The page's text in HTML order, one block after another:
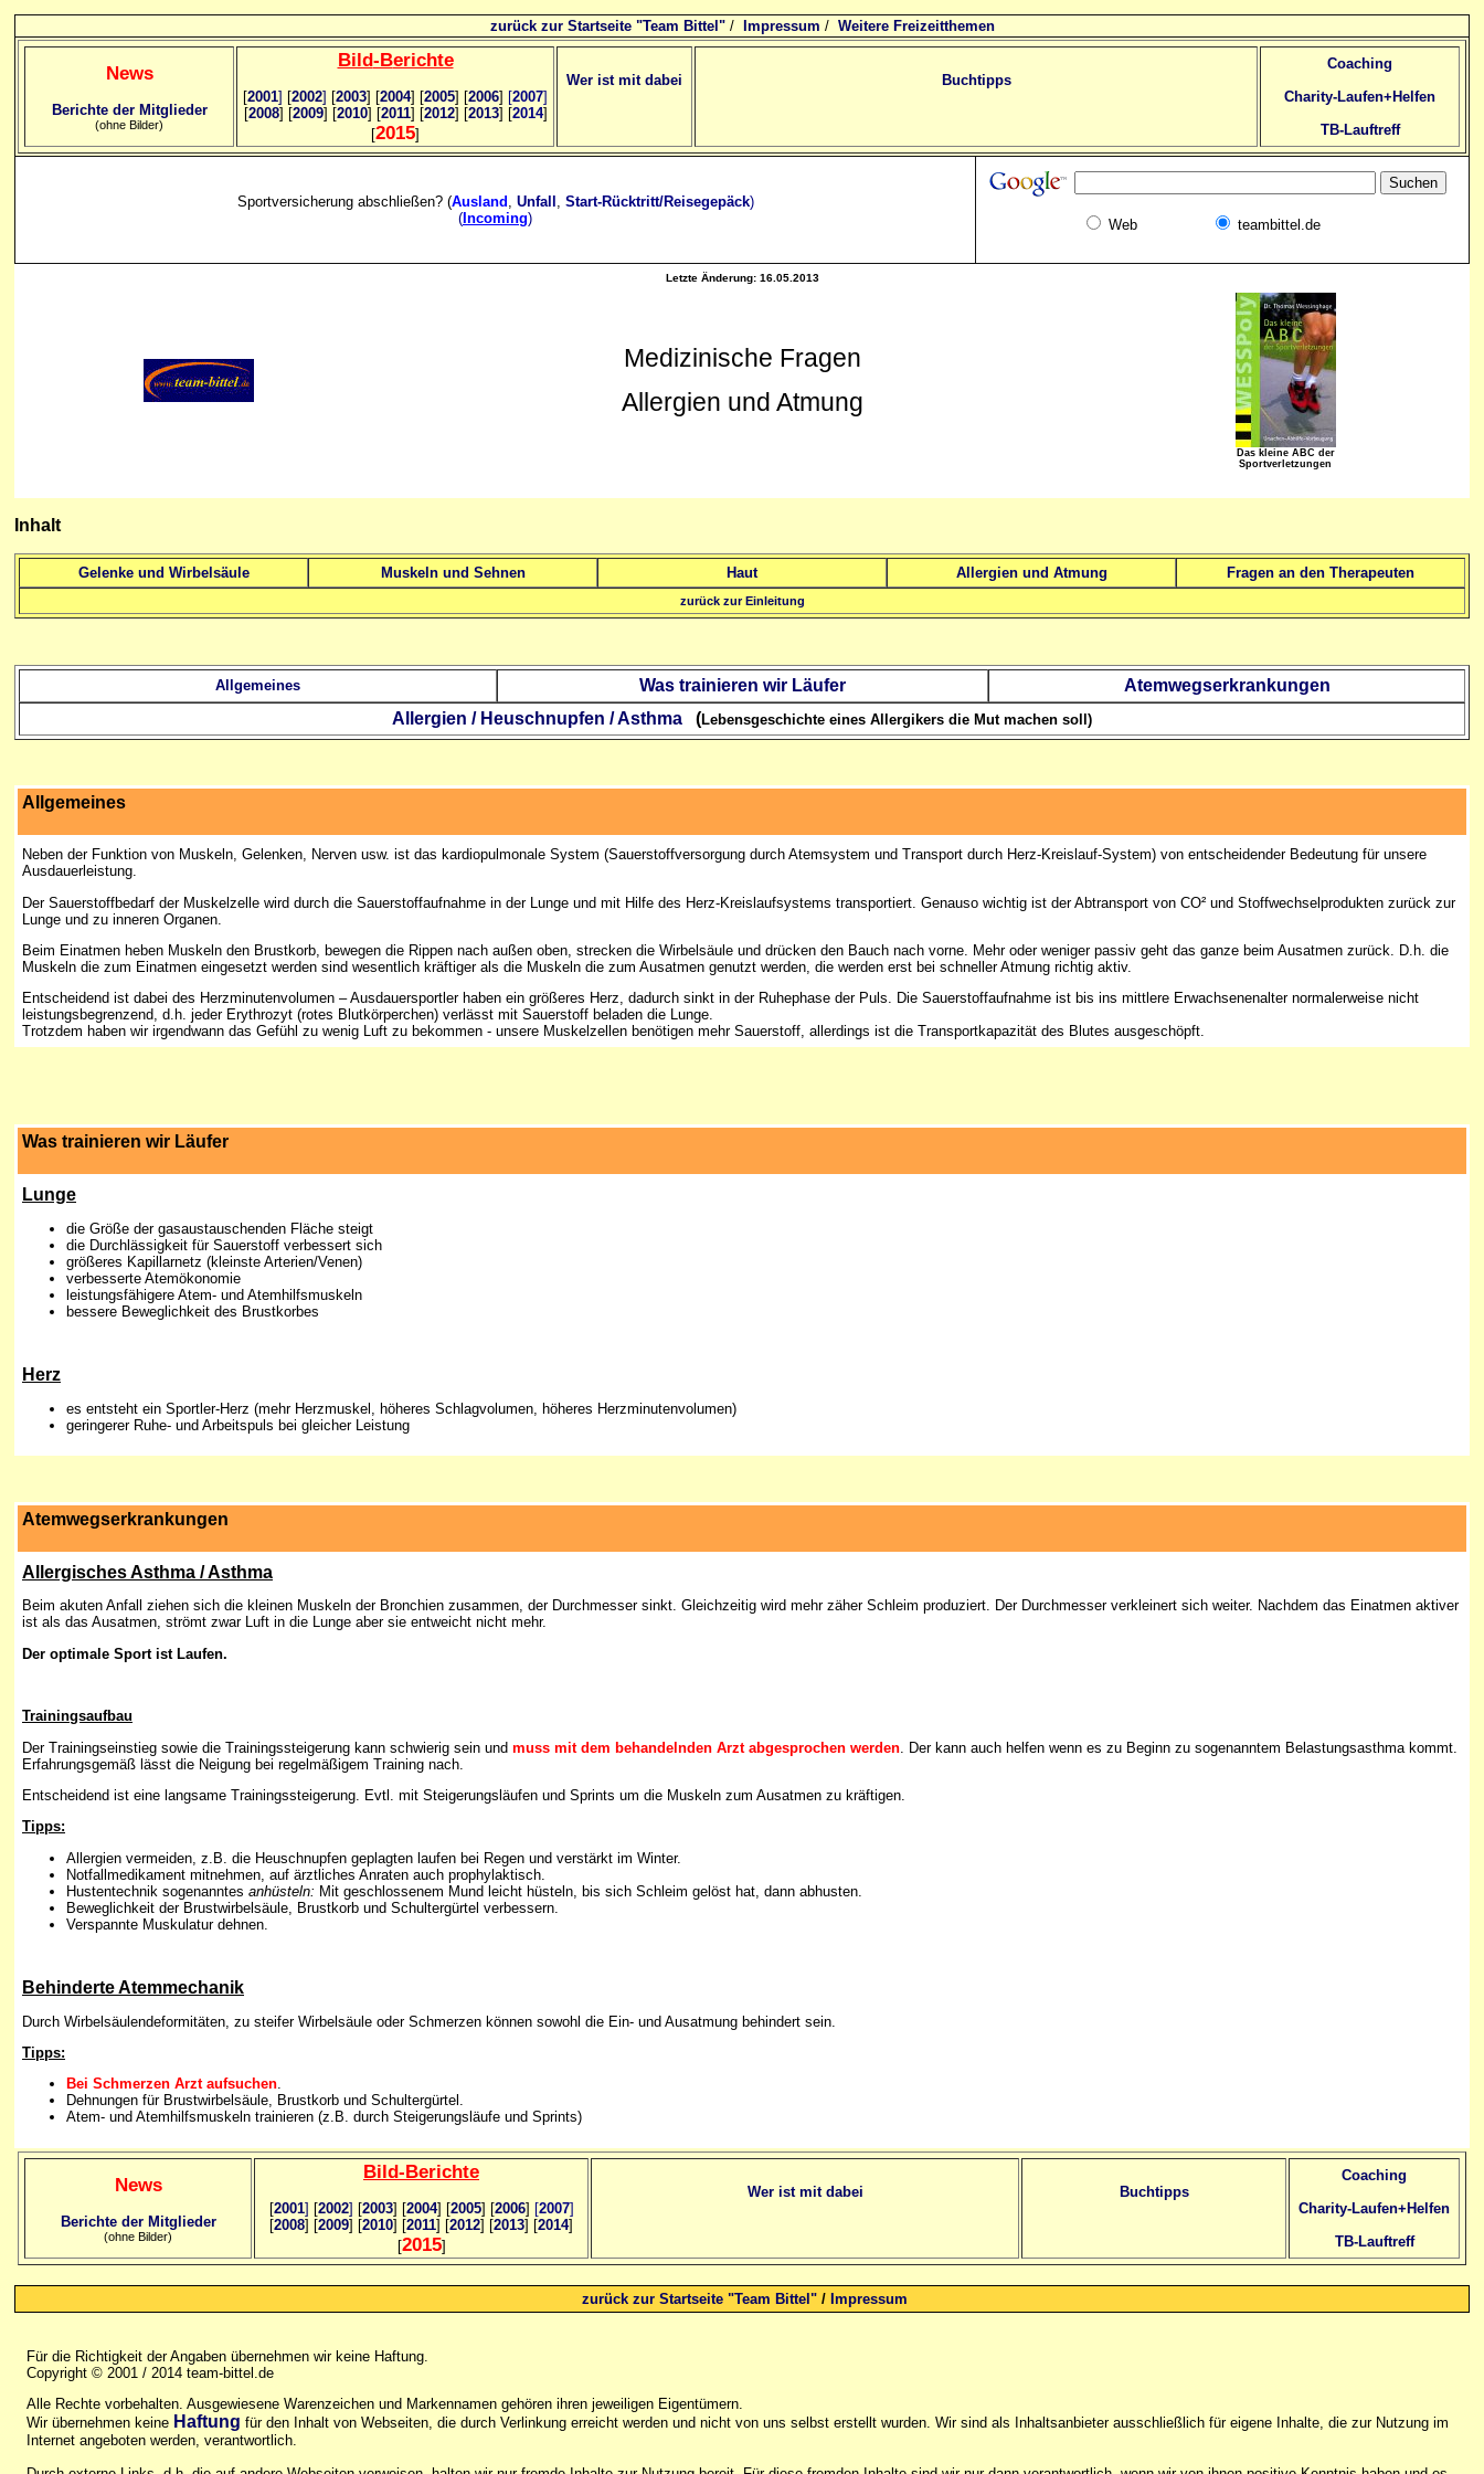
zurück zur Startseite "Team Bittel"/ Impressum / Weitere Freizeitthemen
News
Berichte der Mitglieder
(ohne Bilder)
Bild-Berichte
[2001] [2002] [2003] [2004] [2005] [2006] [2007]
[2008] [2009] [2010] [2011] [2012] [2013] [2014]
[2015]
Wer ist mit dabei Buchtipps
Coaching
Charity-Laufen+Helfen
TB-Lauftreff
Sportversicherung abschließen? (Ausland , Unfall , Start-Rücktritt/Reisegepäck)
( Incoming) Web teambittel.de
Letzte Änderung: 16.05.2013
Medizinische Fragen
Allergien und Atmung
Das kleine ABC der
Sportverletzungen
Inhalt
Gelenke und Wirbelsäule Muskeln und Sehnen Haut Allergien und Atmung Fragen an den Therapeuten
zurück zur Einleitung
Allgemeines Was trainieren wir Läufer
Atemwegserkrankungen
Allergien / Heuschnupfen / Asthma (Lebensgeschichte eines Allergikers die Mut machen soll)
Allgemeines
Neben der Funktion von Muskeln, Gelenken, Nerven usw. ist das kardiopulmonale System (Sauerstoffversorgung durch Atemsystem und Transport durch Herz-Kreislauf-System) von entscheidender Bedeutung für unsere
Ausdauerleistung.
Der Sauerstoffbedarf der Muskelzelle wird durch die Sauerstoffaufnahme in der Lunge und mit Hilfe des Herz-Kreislaufsystems transportiert. Genauso wichtig ist der Abtransport von CO² und Stoffwechselprodukten zurück zur
Lunge und zu inneren Organen.
Beim Einatmen heben Muskeln den Brustkorb, bewegen die Rippen nach außen oben, strecken die Wirbelsäule und drücken den Bauch nach vorne. Mehr oder weniger passiv geht das ganze beim Ausatmen zurück. D.h. die
Muskeln die zum Einatmen eingesetzt werden sind wesentlich kräftiger als die Muskeln die zum Ausatmen genutzt werden, die werden erst bei schneller Atmung richtig aktiv.
Entscheidend ist dabei des Herzminutenvolumen – Ausdauersportler haben ein größeres Herz, dadurch sinkt in der Ruhephase der Puls. Die Sauerstoffaufnahme ist bis ins mittlere Erwachsenenalter normalerweise nicht
leistungsbegrenzend, d.h. jeder Erythrozyt (rotes Blutkörperchen) verlässt mit Sauerstoff beladen die Lunge.
Trotzdem haben wir irgendwann das Gefühl zu wenig Luft zu bekommen - unsere Muskelzellen benötigen mehr Sauerstoff, allerdings ist die Transportkapazität des Blutes ausgeschöpft.
Was trainieren wir Läufer
Lunge
die Größe der gasaustauschenden Fläche steigt
die Durchlässigkeit für Sauerstoff verbessert sich
größeres Kapillarnetz (kleinste Arterien/Venen)
verbesserte Atemökonomie
leistungsfähigere Atem- und Atemhilfsmuskeln
bessere Beweglichkeit des Brustkorbes
Herz
es entsteht ein Sportler-Herz (mehr Herzmuskel, höheres Schlagvolumen, höheres Herzminutenvolumen)
geringerer Ruhe- und Arbeitspuls bei gleicher Leistung
Atemwegserkrankungen
Allergisches Asthma / Asthma
Beim akuten Anfall ziehen sich die kleinen Muskeln der Bronchien zusammen, der Durchmesser sinkt. Gleichzeitig wird mehr zäher Schleim produziert. Der Durchmesser verkleinert sich weiter. Nachdem das Einatmen aktiver
ist als das Ausatmen, strömt zwar Luft in die Lunge aber sie entweicht nicht mehr.
Der optimale Sport ist Laufen.
Trainingsaufbau
Der Trainingseinstieg sowie die Trainingssteigerung kann schwierig sein und muss mit dem behandelnden Arzt abgesprochen werden . Der kann auch helfen wenn es zu Beginn zu sogenanntem Belastungsasthma kommt.
Erfahrungsgemäß lässt die Neigung bei regelmäßigem Training nach.
Entscheidend ist eine langsame Trainingssteigerung. Evtl. mit Steigerungsläufen und Sprints um die Muskeln zum Ausatmen zu kräftigen.
Tipps:
Allergien vermeiden, z.B. die Heuschnupfen geplagten laufen bei Regen und verstärkt im Winter.
Notfallmedikament mitnehmen, auf ärztliches Anraten auch prophylaktisch.
Hustentechnik sogenanntes anhüsteln: Mit geschlossenem Mund leicht hüsteln, bis sich Schleim gelöst hat, dann abhusten.
Beweglichkeit der Brustwirbelsäule, Brustkorb und Schultergürtel verbessern.
Verspannte Muskulatur dehnen.
Behinderte Atemmechanik
Durch Wirbelsäulendeformitäten, zu steifer Wirbelsäule oder Schmerzen können sowohl die Ein- und Ausatmung behindert sein.
Tipps:
Bei Schmerzen Arzt aufsuchen.
Dehnungen für Brustwirbelsäule, Brustkorb und Schultergürtel.
Atem- und Atemhilfsmuskeln trainieren (z.B. durch Steigerungsläufe und Sprints)
News
Berichte der Mitglieder
(ohne Bilder)
Bild-Berichte
[2001] [2002] [2003] [2004] [2005] [2006] [2007]
[2008] [2009] [2010] [2011] [2012] [2013] [2014]
[2015]
Wer ist mit dabei Buchtipps
Coaching
Charity-Laufen+Helfen
TB-Lauftreff
zurück zur Startseite "Team Bittel"/ Impressum
Für die Richtigkeit der Angaben übernehmen wir keine Haftung.
Copyright © 2001 / 2014 team-bittel.de
Alle Rechte vorbehalten. Ausgewiesene Warenzeichen und Markennamen gehören ihren jeweiligen Eigentümern.
Wir übernehmen keine Haftung für den Inhalt von Webseiten, die durch Verlinkung erreicht werden und nicht von uns selbst erstellt wurden. Wir sind als Inhaltsanbieter ausschließlich für eigene Inhalte, die zur Nutzung im
Internet angeboten werden, verantwortlich.